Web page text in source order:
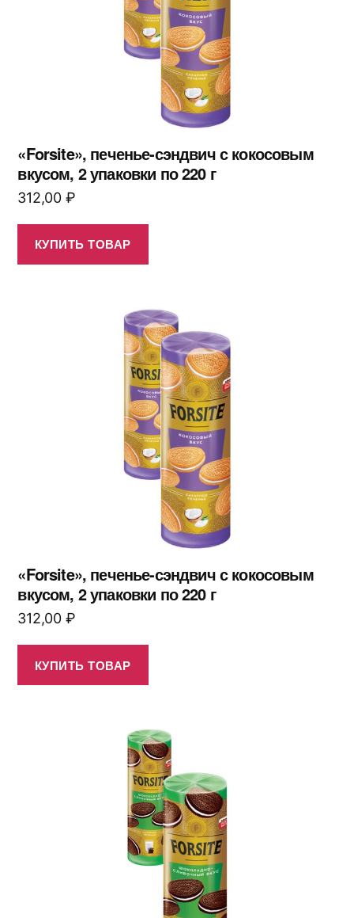
«Forsite», печенье-сэндвич с кокосовым
вкусом, 2 упаковки по 220 г
312,00 ₽
КУПИТЬ ТОВАР
«Forsite», печенье-сэндвич с кокосовым
вкусом, 2 упаковки по 220 г
312,00 ₽
КУПИТЬ ТОВАР